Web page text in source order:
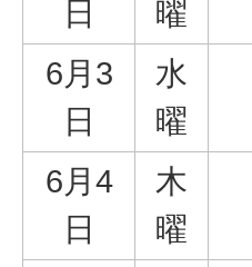
日
曜
6月3
日
水
曜
6月4
日
木
曜